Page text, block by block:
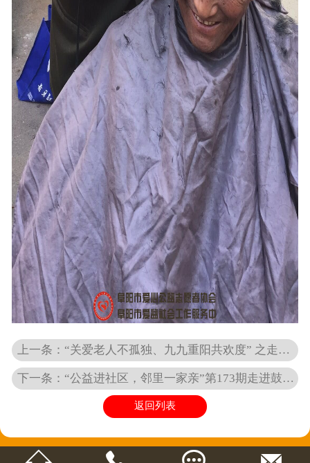
上一条：“关爱老人不孤独、九九重阳共欢度” 之走进颍泉区中市办敬老院
下一条：“公益进社区，邻里一家亲”第173期走进鼓楼广场
返回列表